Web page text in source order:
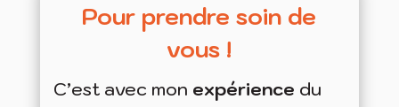
Pour prendre soin de
vous !
C’est avec mon expérience du